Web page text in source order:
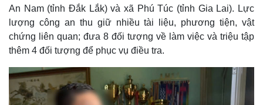
An Nam (tỉnh Đắk Lắk) và xã Phú Túc (tỉnh Gia Lai). Lực
lượng công an thu giữ nhiều tài liệu, phương tiện, vật
chứng liên quan; đưa 8 đối tượng về làm việc và triệu tập
thêm 4 đối tượng để phục vụ điều tra.